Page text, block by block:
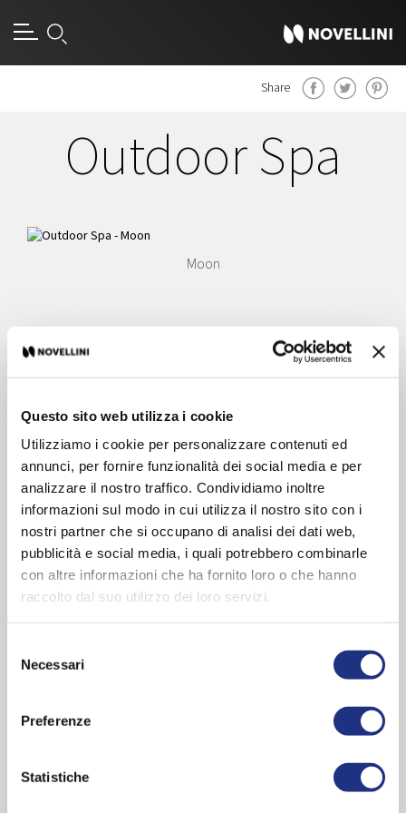
Questo sito web utilizza i cookie
Utilizziamo i cookie per personalizzare contenuti ed
annunci, per fornire funzionalità dei social media e per
analizzare il nostro traffico. Condividiamo inoltre
informazioni sul modo in cui utilizza il nostro sito con i
nostri partner che si occupano di analisi dei dati web,
pubblicità e social media, i quali potrebbero combinarle
con altre informazioni che ha fornito loro o che hanno
raccolto dal suo utilizzo dei loro servizi.
delNecessari
Preferenze
Statistiche
Share
Outdoor Spa
Moon
De beste tijd om jezelf te
verwennen.
Een regenererende ervaring - ontspanning van
lichaam en geest - algeheel welzijn.
De beste tijd die je jezelf kunt geven, is de tijd
die je doorbrengt in een van de Novellini-baden.
Stel je een volledig regenererende ervaring
voor, die zowel lichaam als geest omvat.
badkuipen gun je jezelf een moment van pure
waarin kleuren, luxe en vierkante vormen
samenkomen in een unieke omgeving met een
van de Novellini-badkuipen kun je
je energie